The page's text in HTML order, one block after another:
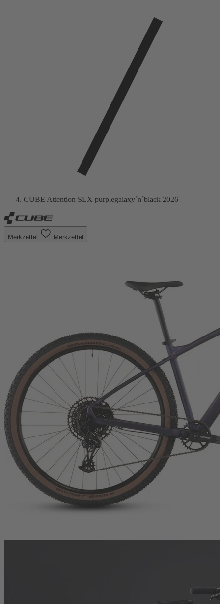
CUBE Attention SLX purplegalaxy´n´black 2026
Merkzettel Merkzettel